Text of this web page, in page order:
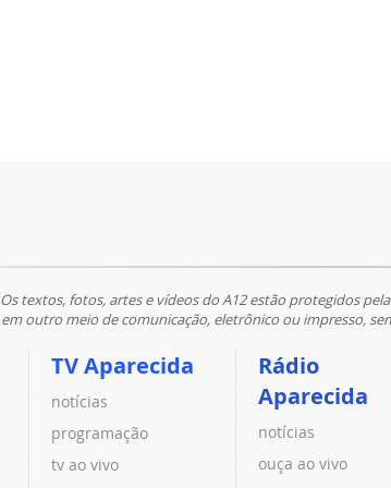
Os textos, fotos, artes e vídeos do A12 estão protegidos
outro meio de comunicação, eletrônico ou impresso,
TV Aparecida
notícias
programação
tv ao vivo
Rádio
Aparecida
notícias
ouça ao vivo